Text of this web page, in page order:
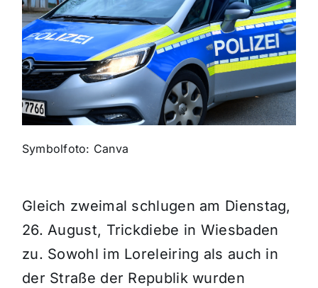
Themen und Termine
Gewinnspiele
Symbolfoto: Canva
Gleich zweimal schlugen am Dienstag,
26. August, Trickdiebe in Wiesbaden
zu. Sowohl im Loreleiring als auch in
der Straße der Republik wurden